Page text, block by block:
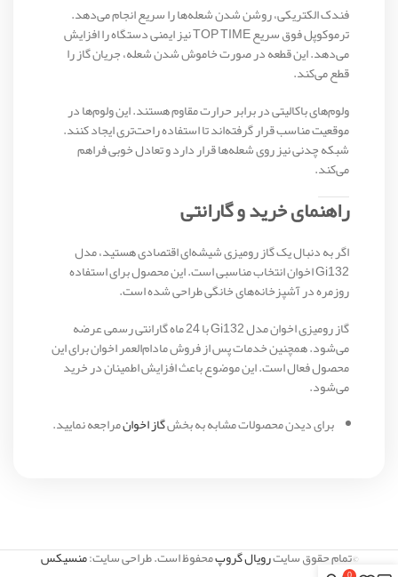
فندک الکتریکی، روشن شدن شعله‌ها را سریع انجام می‌دهد.
ترموکوپل فوق سریع TOP TIME نیز ایمنی دستگاه را افزایش
می‌دهد. این قطعه در صورت خاموش شدن شعله، جریان گاز را
قطع می‌کند.
ولوم‌های باکالیتی در برابر حرارت مقاوم هستند. این ولوم‌ها در
موقعیت مناسب قرار گرفته‌اند تا استفاده راحت‌تری ایجاد کنند.
شبکه چدنی نیز روی شعله‌ها قرار دارد و تعادل خوبی فراهم
می‌کند.
راهنمای خرید و گارانتی
اگر به دنبال یک گاز رومیزی شیشه‌ای اقتصادی هستید، مدل
Gi132 اخوان انتخاب مناسبی است. این محصول برای استفاده
روزمره در آشپزخانه‌های خانگی طراحی شده است.
گاز رومیزی اخوان مدل Gi132 با 24 ماه گارانتی رسمی عرضه
می‌شود. همچنین خدمات پس از فروش مادام‌العمر اخوان برای این
محصول فعال است. این موضوع باعث افزایش اطمینان در خرید
می‌شود.
برای دیدن محصولات مشابه به بخشگاز اخوانمراجعه نمایید.
©تمام حقوق سایترویال گروپمحفوظ است. طراحی سایت:منسیکس